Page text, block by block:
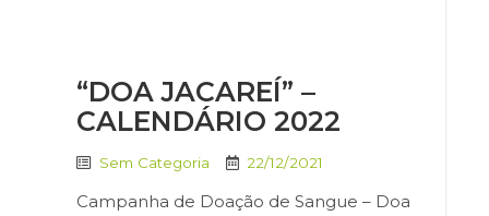
“DOA JACAREÍ” –
CALENDÁRIO 2022
Sem Categoria 22/12/2021
Campanha de Doação de Sangue – Doa